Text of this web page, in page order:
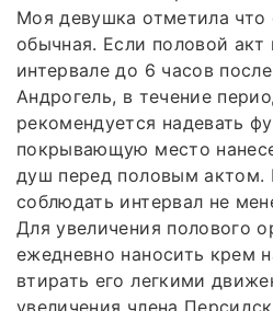
Моя девушка отметила
обычная. Если половой акт
интервале до 6 часов
Андрогель, в течение
рекомендуется надевать
покрывающую место
душ перед половым актом.
соблюдать интервал не
Для увеличения полового
ежедневно наносить крем
втирать его легкими
увеличения члена